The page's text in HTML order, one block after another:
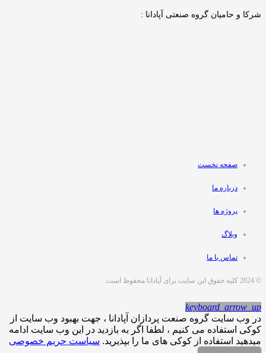
شرکا و حامیان گروه صنعتی آپادانا :
صفحه نخست
درباره ما
پروژه ها
وبلاگ
تماس با ما
© 2024 کلیه حقوق این سایت برای آپادانا محفوظ است.
keyboard_arrow_up
در وب سایت گروه صنعت پردازان آپادانا ، جهت بهبود وب سایت از
کوکی استفاده می کنیم ، لطفا اگر به بازدید در این وب سایت ادامه
میدهید استفاده از کوکی های ما را بپذیرید. سیاست حریم خصوصی